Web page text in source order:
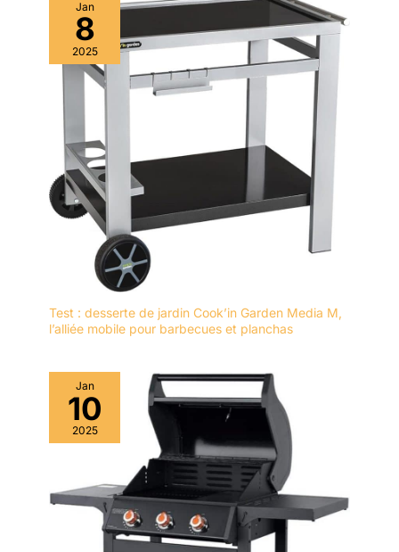
Jan
8
2025
Test : desserte de jardin Cook’in Garden Media M,
l’alliée mobile pour barbecues et planchas
Jan
10
2025